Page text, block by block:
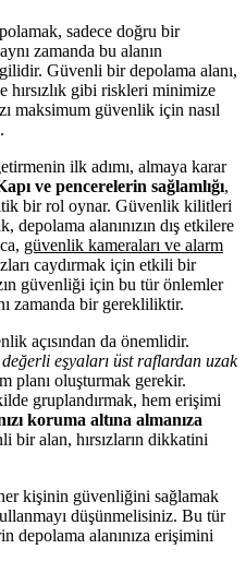
sadece doğru bir
zamanda bu alanın
Güvenli bir depolama alanı,
hırsızlık gibi riskleri minimize
maksimum güvenlik için nasıl
ilk adımı, almaya karar
ve pencerelerin sağlamlığı,
bir rol oynar. Güvenlik kilitleri
depolama alanınızın dış etkilere
güvenlik kameraları ve alarm
caydırmak için etkili bir
güvenliği için bu tür önlemler
zamanda bir gerekliliktir.
açısından da önemlidir.
değerli eşyaları üst raflardan uzak
planı oluşturmak gerekir.
gruplandırmak, hem erişimi
koruma altına almanıza
bir alan, hırsızların dikkatini
kişinin güvenliğini sağlamak
düşünmelisiniz. Bu tür
depolama alanınıza erişimini